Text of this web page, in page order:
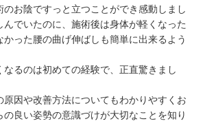
お陰ですっと立つことができ感動しまし
んでいたのに、施術後は身体が軽くなった
った腰の曲げ伸ばしも簡単に出来るよう
るのは初めての経験で、正直驚きまし
原因や改善方法についてもわかりやすくお
良い姿勢の意識づけが大切なことを知り